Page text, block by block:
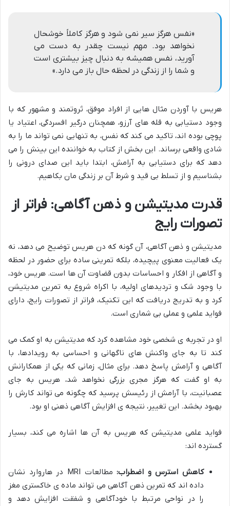
«نفس هرگز سیر نمی شود و هرگز کاملاً خوشحال
نخواهد بود. مهم نیست چقدر به دست می
آورید، نفس همیشه به دنبال چیز بیشتری است
و شما را از زندگی در لحظه حال باز می دارد.»
هریس با آوردن مثال هایی از افراد موفق، ثروتمند و مشهور که با
وجود دستیابی به قله های آرزو، همچنان درگیر افسردگی، اعتیاد یا
پوچی بوده اند، تاکید می کند که نفس، به تنهایی نمی تواند ما را به
شادی واقعی برساند. این بخش از کتاب به خواننده این بینش را می
دهد که برای دستیابی به آرامش، ابتدا باید این صدای درونی را
بشناسیم و از تسلط بی قید و شرط آن بر زندگی مان بکاهیم.
قدرت مدیتیشن و ذهن آگاهی: فراتر از
تصورات رایج
مدیتیشن و ذهن آگاهی، آن گونه که دن هریس توضیح می دهد، نه
یک فعالیت معنوی پیچیده، بلکه تمرینی ساده برای حضور در لحظه
و آگاهی از افکار و احساسات بدون قضاوت آن ها است. هریس خود،
با وجود شک و تردیدهای اولیه، با اکراه شروع به تمرین مدیتیشن
کرد و به تدریج دریافت که این تکنیک، فراتر از تصورات رایج، دارای
فواید علمی و عملی بی شماری است.
او در تجربه ی شخصی خود مشاهده کرد که مدیتیشن به او کمک می
کند تا به جای واکنش های ناگهانی و احساسی به رویدادها، با
آگاهی و آرامش پاسخ دهد. برای مثال، زمانی که یکی از همکارانش
به او گفت که هرگز مجری بزرگی نخواهد شد، هریس به جای
عصبانیت، با آرامش از رئیسش پرسید که چگونه می تواند کارش را
بهبود بخشد. این تغییر، نتیجه ی افزایش آگاهی ذهنی او بود.
فواید علمی مدیتیشن که هریس به آن ها اشاره می کند، بسیار
گسترده اند:
کاهش استرس و اضطراب:
مطالعات MRI در هاروارد نشان
داده اند که تمرین ذهن آگاهی می تواند ماده ی خاکستری مغز
را در نواحی مرتبط با خودآگاهی و شفقت افزایش دهد و